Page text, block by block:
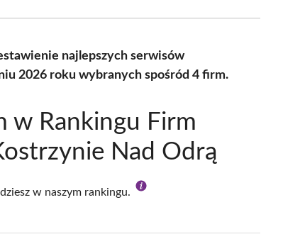
(Twitter)
najlepszych serwisów
2026 roku wybranych spośród 4 firm.
w Rankingu Firm
Nad Odrą
w naszym rankingu.